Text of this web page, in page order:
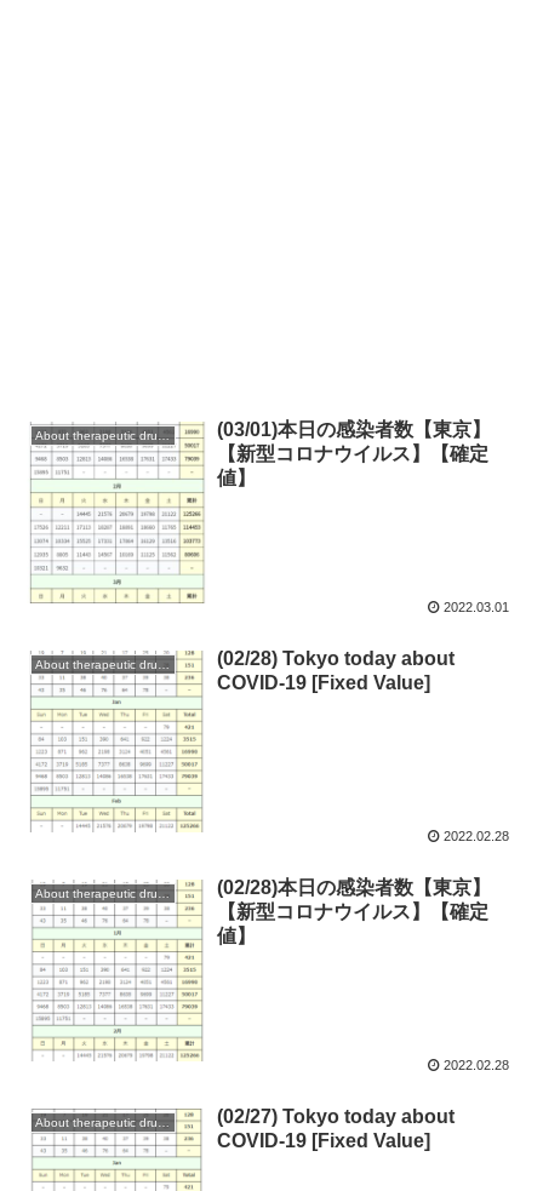
About therapeutic drugs and vaccines
(03/01)本日の感染者数【東京】
【新型コロナウイルス】【確定
値】
2022.03.01
(02/28) Tokyo today about
COVID-19 [Fixed Value]
2022.02.28
About therapeutic drugs and vaccines
(02/28)本日の感染者数【東京】
【新型コロナウイルス】【確定
値】
2022.02.28
(02/27) Tokyo today about
COVID-19 [Fixed Value]